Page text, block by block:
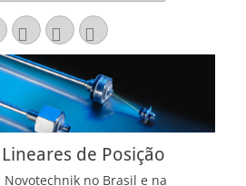
LinkedIn
Website
Fone
de Posição
no Brasil e na